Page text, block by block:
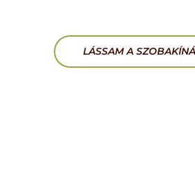
LÁSSAM A